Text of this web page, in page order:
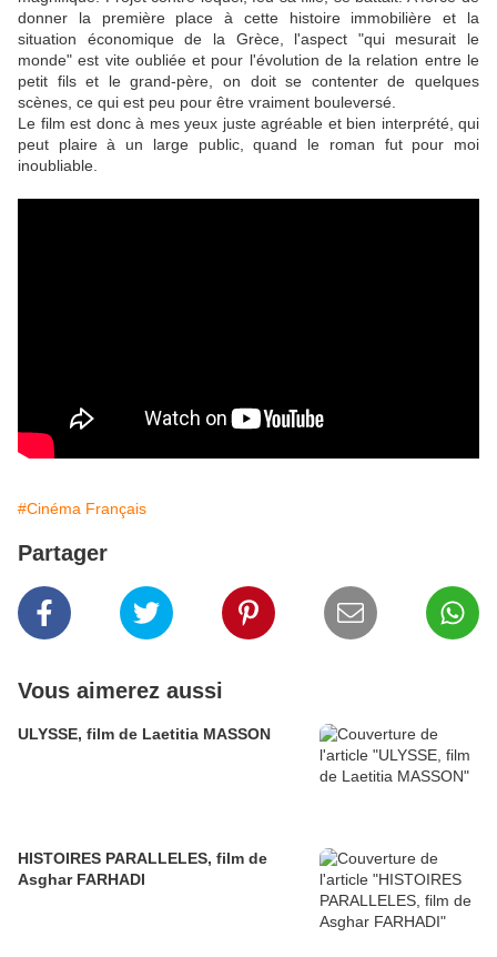
donner la première place à cette histoire immobilière et la
situation économique de la Grèce, l'aspect "qui mesurait le
monde" est vite oubliée et pour l'évolution de la relation entre le
petit fils et le grand-père, on doit se contenter de quelques
scènes, ce qui est peu pour être vraiment bouleversé.
Le film est donc à mes yeux juste agréable et bien interprété, qui
peut plaire à un large public, quand le roman fut pour moi
inoubliable.
#Cinéma Français
Partager
Vous aimerez aussi
ULYSSE, film de Laetitia MASSON
HISTOIRES PARALLELES, film de
Asghar FARHADI